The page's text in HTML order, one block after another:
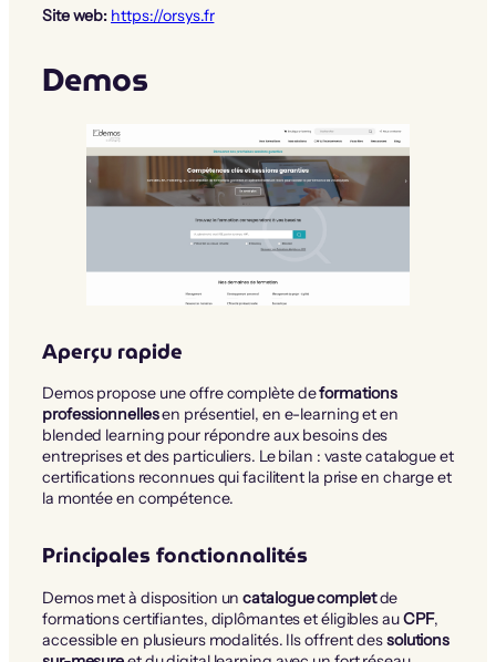
Site web: https://orsys.fr
Demos
Aperçu rapide
Demos propose une offre complète deformations
professionnellesen présentiel, en e-learning et en
blended learning pour répondre aux besoins des
entreprises et des particuliers. Le bilan : vaste catalogue et
certifications reconnues qui facilitent la prise en charge et
la montée en compétence.
Principales fonctionnalités
Demos met à disposition uncatalogue completde
formations certifiantes, diplômantes et éligibles auCPF,
accessible en plusieurs modalités. Ils offrent dessolutions